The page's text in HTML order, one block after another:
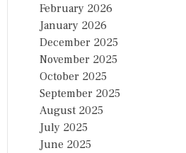
February 2026
January 2026
December 2025
November 2025
October 2025
September 2025
August 2025
July 2025
June 2025